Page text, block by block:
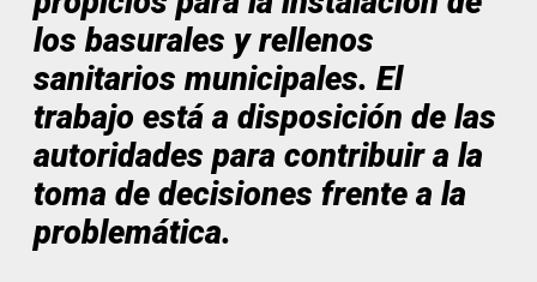
los basurales y rellenos
sanitarios municipales. El
trabajo está a disposición de las
autoridades para contribuir a la
toma de decisiones frente a la
problemática.